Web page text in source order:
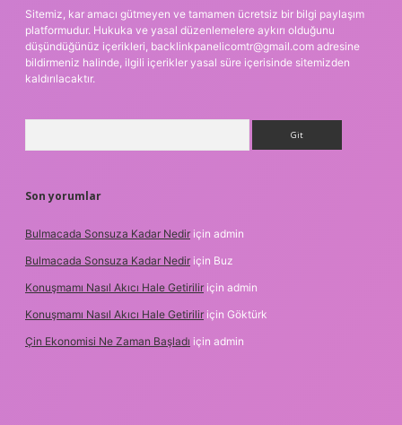
Sitemiz, kar amacı gütmeyen ve tamamen ücretsiz bir bilgi paylaşım
platformudur. Hukuka ve yasal düzenlemelere aykırı olduğunu
düşündüğünüz içerikleri, backlinkpanelicomtr@gmail.com adresine
bildirmeniz halinde, ilgili içerikler yasal süre içerisinde sitemizden
kaldırılacaktır.
Son yorumlar
Bulmacada Sonsuza Kadar Nedir için admin
Bulmacada Sonsuza Kadar Nedir için Buz
Konuşmamı Nasıl Akıcı Hale Getirilir için admin
Konuşmamı Nasıl Akıcı Hale Getirilir için Göktürk
Çin Ekonomisi Ne Zaman Başladı için admin